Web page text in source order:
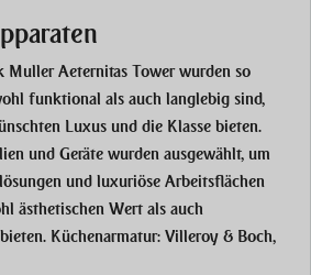
Muller Aeternitas Tower wurden so
funktional als auch langlebig sind,
Luxus und die Klasse bieten.
und Geräte wurden ausgewählt, um
und luxuriöse Arbeitsflächen
ästhetischen Wert als auch
Küchenarmatur: Villeroy & Boch,